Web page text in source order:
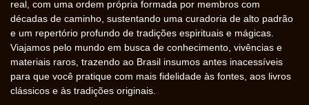
real, com uma ordem própria formada por membros com
décadas de caminho, sustentando uma curadoria de alto padrão
e um repertório profundo de tradições espirituais e mágicas.
Viajamos pelo mundo em busca de conhecimento, vivências e
materiais raros, trazendo ao Brasil insumos antes inacessíveis
para que você pratique com mais fidelidade às fontes, aos livros
clássicos e às tradições originais.